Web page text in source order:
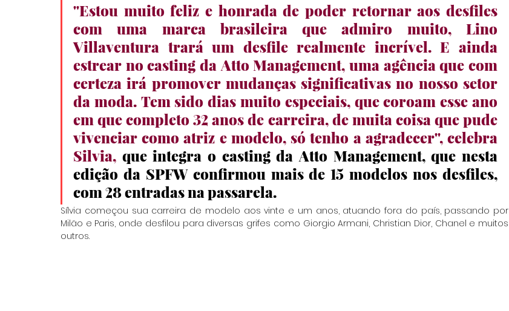
''Estou muito feliz e honrada de poder retornar aos desfiles
com uma marca brasileira que admiro muito, Lino
Villaventura trará um desfile realmente incrível. E ainda
estrear no casting da Atto Management, uma agência que com
certeza irá promover mudanças significativas no nosso setor
da moda. Tem sido dias muito especiais, que coroam esse ano
em que completo 32 anos de carreira, de muita coisa que pude
vivenciar como atriz e modelo, só tenho a agradecer'', celebra
Silvia, que integra o casting da Atto Management, que nesta
edição da SPFW confirmou mais de 15 modelos nos desfiles,
com 28 entradas na passarela.
Sílvia começou sua carreira de modelo aos vinte e um anos, atuando fora do país, passando por
Milão e Paris, onde desfilou para diversas grifes como Giorgio Armani, Christian Dior, Chanel e muitos
outros.